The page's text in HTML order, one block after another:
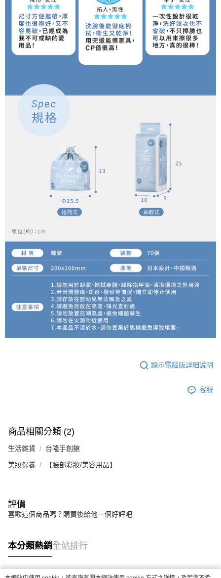
顯示電腦版詳細說明
客服
商品相關分類 (2)
生活雜貨 台隆手創館
美妝保養 【臉部彩妝/美容用品】
評價
喜歡這個商品嗎？購買後給他一個好評吧
本分類熱銷全站排行